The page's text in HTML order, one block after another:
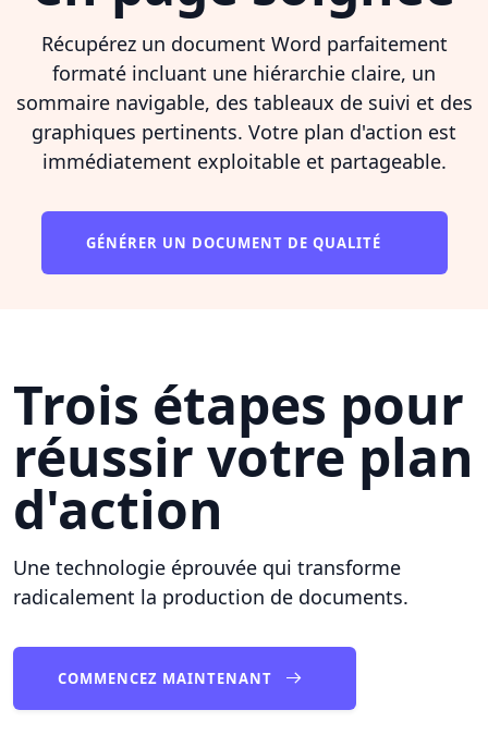
Récupérez un document Word parfaitement
formaté incluant une hiérarchie claire, un
sommaire navigable, des tableaux de suivi et des
graphiques pertinents. Votre plan d'action est
immédiatement exploitable et partageable.
GÉNÉRER UN DOCUMENT DE QUALITÉ
Trois étapes pour
réussir votre plan
d'action
Une technologie éprouvée qui transforme
radicalement la production de documents.
COMMENCEZ MAINTENANT